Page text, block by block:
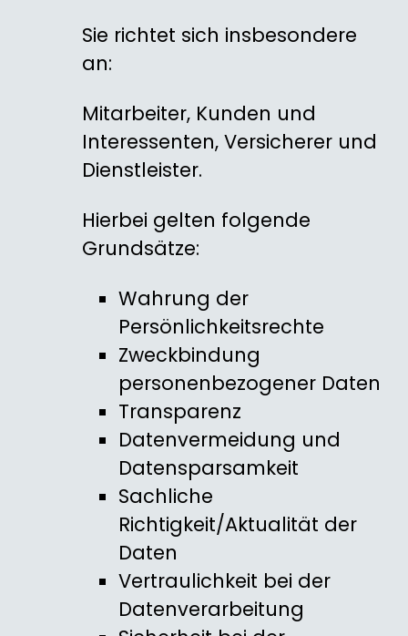
Sie richtet sich insbesondere
an:
Mitarbeiter, Kunden und
Interessenten, Versicherer und
Dienstleister.
Hierbei gelten folgende
Grundsätze:
Wahrung der
Persönlichkeitsrechte
Zweckbindung
personenbezogener Daten
Transparenz
Datenvermeidung und
Datensparsamkeit
Sachliche
Richtigkeit/Aktualität der
Daten
Vertraulichkeit bei der
Datenverarbeitung